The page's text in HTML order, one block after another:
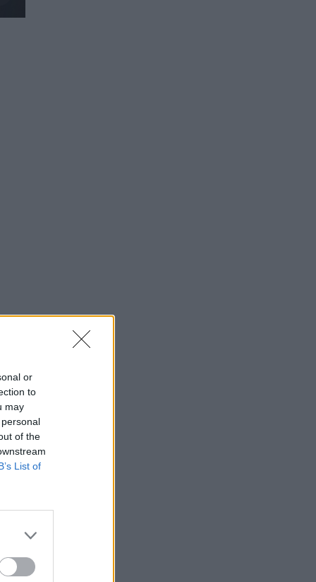
or
to
may
of the
List of